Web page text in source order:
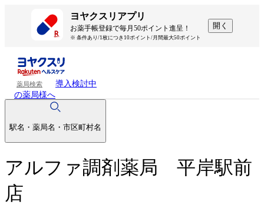
ヨヤクスリアプリ
お薬手帳登録で毎月50ポイント進呈！
※ 条件あり/1枚につき10ポイント/月間最大50ポイント
開く
薬局検索
導入検討中
の薬局様へ
駅名・薬局名・市区町村名
アルファ調剤薬局 平岸駅前
店
処方せんを送って待ち時間を短く！
処方せんを送って待ち時間を短く！